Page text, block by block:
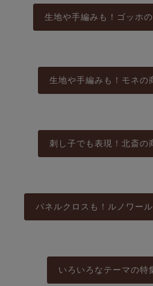
生地や手編みも！ゴッホ
生地や手編みも！モネの
刺し子でも表現！北斎の
パネルクロスも！ルノワー
いろいろなテーマの特